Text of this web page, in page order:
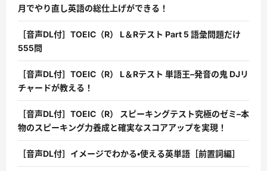
月でやり直し英語の総仕上げができる！
［音声DL付］TOEIC（R） L＆Rテスト Part 5 語彙問題だけ
555問
［音声DL付］TOEIC（R） L＆Rテスト 単語王–発音の鬼 DJリ
チャードが教える！
［音声DL付］TOEIC（R） スピーキングテスト究極のゼミ–本
物のスピーキング力養成と確実なスコアアップを実現！
［音声DL付］イメージでわかる・使える英単語［前置詞編］